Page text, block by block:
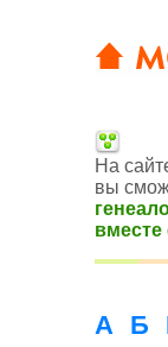
На
вы
вместе
А Б